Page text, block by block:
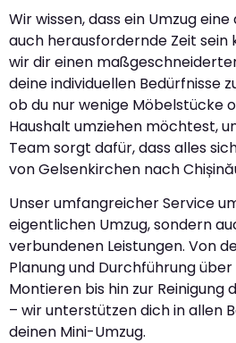
Wir wissen, dass ein Umzug
auch herausfordernde Zeit sein
wir dir einen
deine individuellen Bedürfnisse
ob du nur wenige Möbelstücke
Haushalt umziehen möchtest,
Team sorgt dafür, dass alles
von Gelsenkirchen nach
Unser umfangreicher Service
eigentlichen Umzug, sondern
verbundenen Leistungen. Von
Planung und Durchführung
Montieren bis hin zur Reinigung
– wir unterstützen dich in allen
deinen Mini-Umzug.